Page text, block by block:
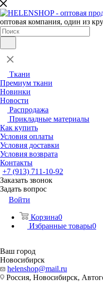
оптовая компания, один из
Ткани
Премиум ткани
Новинки
Новости
Распродажа
Прикладные материалы
Как купить
Условия оплаты
Условия доставки
Условия возврата
Контакты
+7 (913) 711-10-92
Заказать звонок
Задать вопрос
Войти
Корзина0
Избранные товары0
Ваш город
Новосибирск
helenshop@mail.ru
Россия, Новосибирск,